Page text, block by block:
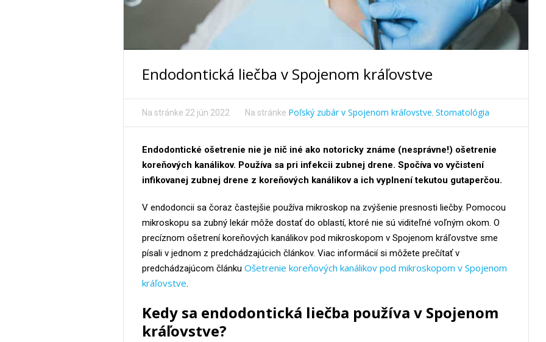
Endodontická liečba v Spojenom kráľovstve
Na stránke 22 jún 2022 Na stránke Poľský zubár v Spojenom kráľovstve, Stomatológia
Endodontické ošetrenie nie je nič iné ako notoricky známe (nesprávne!) ošetrenie
koreňových kanálikov. Používa sa pri infekcii zubnej drene. Spočíva vo vyčistení
infikovanej zubnej drene z koreňových kanálikov a ich vyplnení tekutou gutaperčou.
V endodoncii sa čoraz častejšie používa mikroskop na zvýšenie presnosti liečby. Pomocou
mikroskopu sa zubný lekár môže dostať do oblastí, ktoré nie sú viditeľné voľným okom. O
precíznom ošetrení koreňových kanálikov pod mikroskopom v Spojenom kráľovstve sme
písali v jednom z predchádzajúcich článkov. Viac informácií si môžete prečítať v
predchádzajúcom článku Ošetrenie koreňových kanálikov pod mikroskopom v Spojenom
kráľovstve.
Kedy sa endodontická liečba používa v Spojenom
kráľovstve?